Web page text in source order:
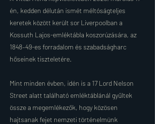
én, kedden délután ismét méltóságteljes
keretek között került sor Liverpoolban a
Kossuth Lajos-emléktábla koszorúzására, az
1848–49-es forradalom és szabadságharc
hőseinek tiszteletére.
Mint minden évben, idén is a 17 Lord Nelson
Street alatt található emléktáblánál gyűltek
össze a megemlékezők, hogy közösen
hajtsanak fejet nemzeti történelmünk